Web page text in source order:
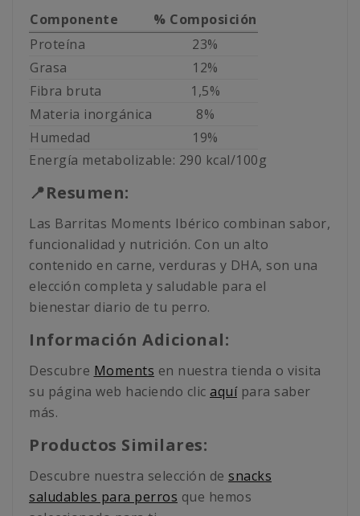
Componente
% Composición
Proteína
23%
Grasa
12%
Fibra bruta
1,5%
Materia inorgánica
8%
Humedad
19%
Energía metabolizable: 290 kcal/100g
📍Resumen:
Las Barritas Moments Ibérico combinan sabor,
funcionalidad y nutrición. Con un alto
contenido en carne, verduras y DHA, son una
elección completa y saludable para el
bienestar diario de tu perro.
Información Adicional:
Descubre Moments en nuestra tienda o visita
su página web haciendo clic aquípara saber
más.
Productos Similares:
Descubre nuestra selección de snacks
saludables para perros que hemos